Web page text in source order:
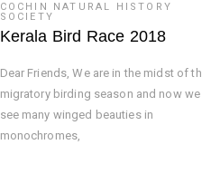
COCHIN NATURAL HISTORY
SOCIETY
Kerala Bird Race 2018
Dear Friends, We are in the midst of
migratory birding season and now we
see many winged beauties in
monochromes,